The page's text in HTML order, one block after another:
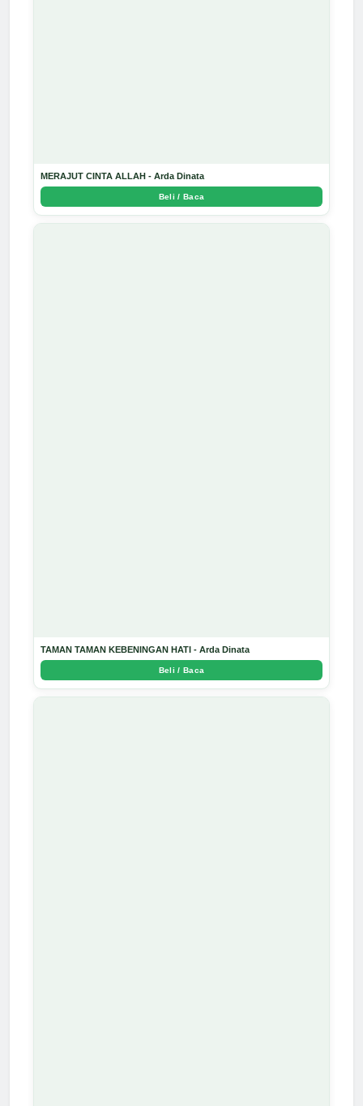
MERAJUT CINTA ALLAH - Arda Dinata
Beli / Baca
TAMAN TAMAN KEBENINGAN HATI - Arda Dinata
Beli / Baca